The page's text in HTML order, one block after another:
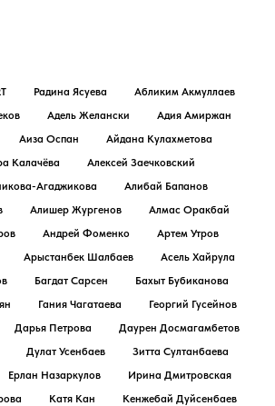
Радина Ясуева
Абликим Акмуллаев
Адель Желански
Адия Амиржан
Аиза Оспан
Айдана Кулахметова
Калачёва
Алексей Заечковский
Агаджикова
Алибай Бапанов
Алишер Жургенов
Алмас Оракбай
Андрей Фоменко
Артем Утров
Арыстанбек Шалбаев
Асель Хайрула
Багдат Сарсен
Бахыт Бубиканова
Гания Чагатаева
Георгий Гусейнов
Дарья Петрова
Даурен Досмагамбетов
Дулат Усенбаев
Зитта Султанбаева
Ерлан Назаркулов
Ирина Дмитровская
Катя Кан
Кенжебай Дуйсенбаев